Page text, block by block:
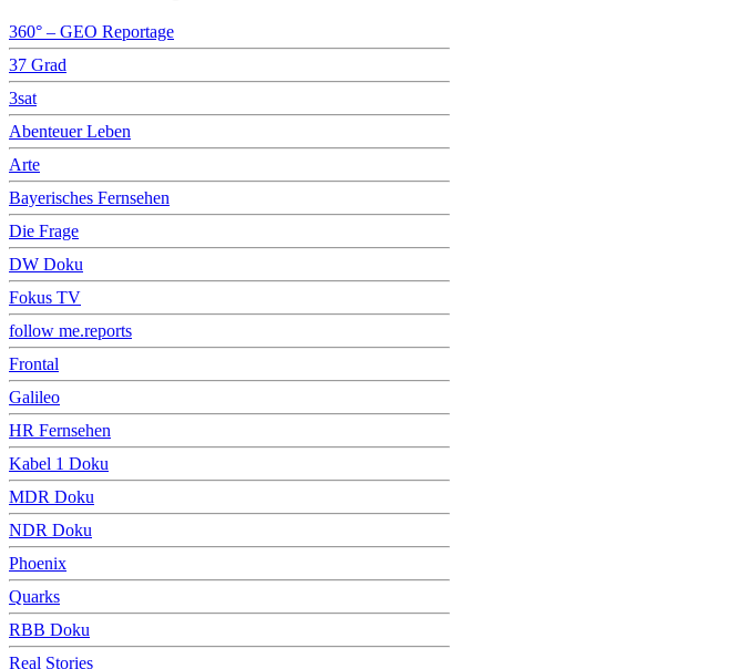
360° – GEO Reportage
37 Grad
3sat
Abenteuer Leben
Arte
Bayerisches Fernsehen
Die Frage
DW Doku
Fokus TV
follow me.reports
Frontal
Galileo
HR Fernsehen
Kabel 1 Doku
MDR Doku
NDR Doku
Phoenix
Quarks
RBB Doku
Real Stories